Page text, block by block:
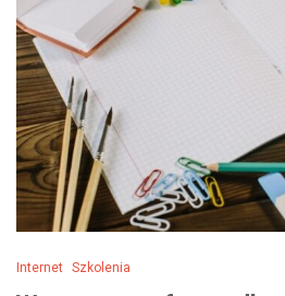
Internet Szkolenia